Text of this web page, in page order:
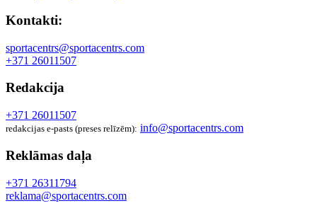
Kontakti:
sportacentrs@sportacentrs.com
+371 26011507
Redakcija
+371 26011507
redakcijas e-pasts (preses relīzēm): info@sportacentrs.com
Reklāmas daļa
+371 26311794
reklama@sportacentrs.com